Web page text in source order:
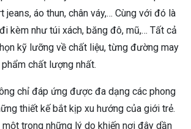
jeans, áo thun, chân váy,… Cùng với đó là
kèm như túi xách, băng đô, mũ,… Tất cả
kỹ lưỡng về chất liệu, từng đường may
chất lượng nhất.
chỉ đáp ứng được đa dạng các phong
thiết kế bắt kịp xu hướng của giới trẻ.
trong những lý do khiến nơi đây dần